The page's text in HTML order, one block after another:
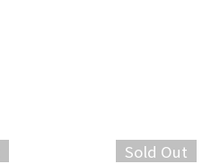
Sold Out